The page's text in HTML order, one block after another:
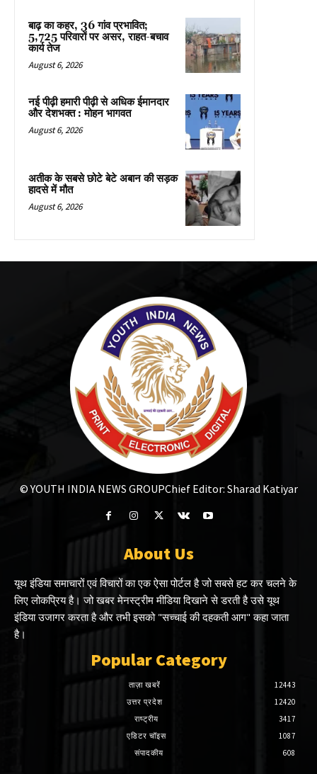
बाढ़ का कहर, 36 गांव प्रभावित;
5,725 परिवारों पर असर, राहत-बचाव
कार्य तेज
August 6, 2026
नई पीढ़ी हमारी पीढ़ी से अधिक ईमानदार
और देशभक्त : मोहन भागवत
August 6, 2026
अतीक के सबसे छोटे बेटे अबान की सड़क
हादसे में मौत
August 6, 2026
© YOUTH INDIA NEWS GROUPChief Editor: Sharad Katiyar
About Us
यूथ इंडिया समाचारों एवं विचारों का एक ऐसा पोर्टल है जो सबसे हट कर चलने के
लिए लोकप्रिय है। जो खबर मेनस्ट्रीम मीडिया दिखाने से डरती है उसे यूथ
इंडिया उजागर करता है और तभी इसको "सच्चाई की दहकती आग" कहा जाता
है।
Popular Category
ताज़ा खबरें
12443
उत्तर प्रदेश
12420
राष्ट्रीय
3417
एडिटर चॉइस
1087
संपादकीय
608